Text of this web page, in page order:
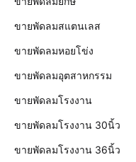
ขายพัดลมสแตนเลส
ขายพัดลมหอยโข่ง
ขายพัดลมอุตสาหกรรม
ขายพัดลมโรงงาน
ขายพัดลมโรงงาน 30นิ้ว
ขายพัดลมโรงงาน 36นิ้ว